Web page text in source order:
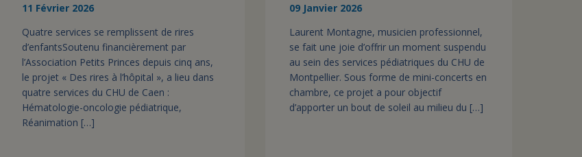
11 Février 2026
Quatre services se remplissent de rires
d’enfantsSoutenu financièrement par
l’Association Petits Princes depuis cinq ans,
le projet « Des rires à l’hôpital », a lieu dans
quatre services du CHU de Caen :
Hématologie-oncologie pédiatrique,
Réanimation […]
09 Janvier 2026
Laurent Montagne, musicien professionnel,
se fait une joie d’offrir un moment suspendu
au sein des services pédiatriques du CHU de
Montpellier. Sous forme de mini-concerts en
chambre, ce projet a pour objectif
d’apporter un bout de soleil au milieu du […]